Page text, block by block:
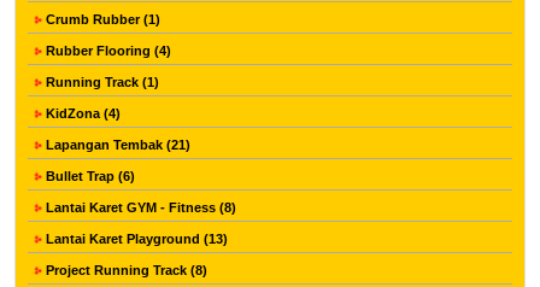
Crumb Rubber (1)
Rubber Flooring (4)
Running Track (1)
KidZona (4)
Lapangan Tembak (21)
Bullet Trap (6)
Lantai Karet GYM - Fitness (8)
Lantai Karet Playground (13)
Project Running Track (8)